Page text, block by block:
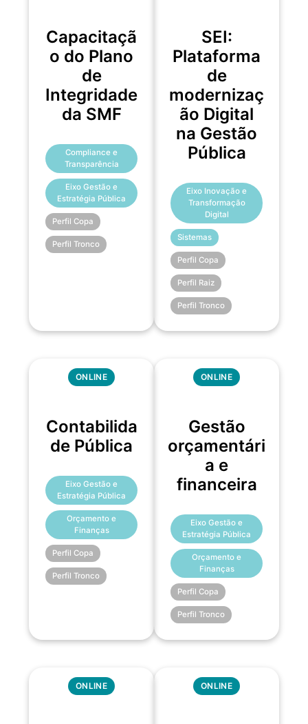
Capacitaçã
o do Plano
de
Integridade
da SMF
Compliance e
Transparência
Eixo Gestão e
Estratégia Pública
Perfil Copa
Perfil Tronco
SEI:
Plataforma
de
modernizaç
ão Digital
na Gestão
Pública
Eixo Inovação e
Transformação
Digital
Sistemas
Perfil Copa
Perfil Raiz
Perfil Tronco
ONLINE
Contabilida
de Pública
Eixo Gestão e
Estratégia Pública
Orçamento e
Finanças
Perfil Copa
Perfil Tronco
ONLINE
Gestão
orçamentári
a e
financeira
Eixo Gestão e
Estratégia Pública
Orçamento e
Finanças
Perfil Copa
Perfil Tronco
ONLINE ONLINE